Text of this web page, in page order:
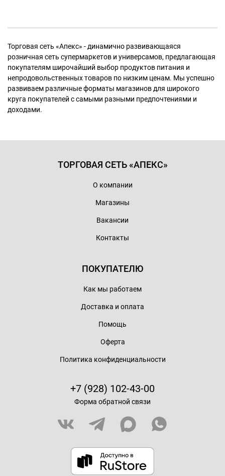
Торговая сеть «Апекс» - динамично развивающаяся
розничная сеть супермаркетов и универсамов, предлагающая
покупателям широчайший выбор продуктов питания и
непродовольственных товаров по низким ценам. Мы успешно
развиваем различные форматы магазинов для широкого
круга покупателей с самыми разными предпочтениями и
доходами.
ТОРГОВАЯ СЕТЬ «АПЕКС»
О компании
Магазины
Вакансии
Контакты
ПОКУПАТЕЛЮ
Как мы работаем
Доставка и оплата
Помощь
Оферта
Политика конфиденциальности
+7 (928) 102-43-00
Форма обратной связи